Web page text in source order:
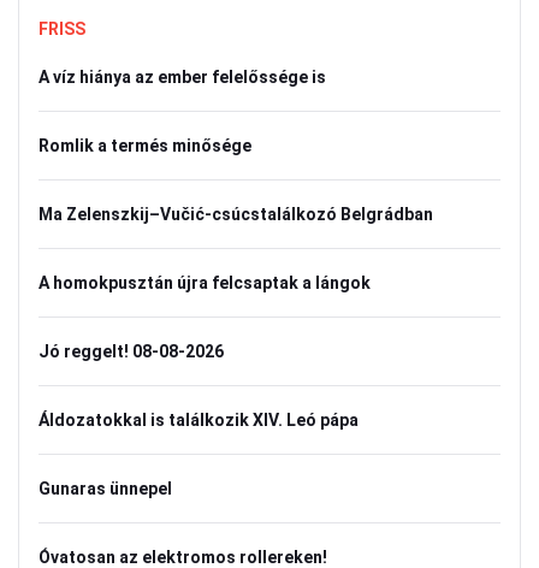
FRISS
A víz hiánya az ember felelőssége is
Romlik a termés minősége
Ma Zelenszkij–Vučić-csúcstalálkozó Belgrádban
A homokpusztán újra felcsaptak a lángok
Jó reggelt! 08-08-2026
Áldozatokkal is találkozik XIV. Leó pápa
Gunaras ünnepel
Óvatosan az elektromos rollereken!